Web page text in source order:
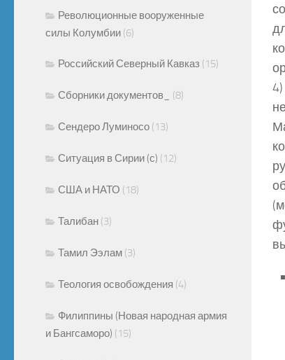
Революционные вооруженные
силы Колумбии (6)
Российский Северный Кавказ (15)
Сборники документов_ (8)
Сендеро Луминосо (13)
Ситуация в Сирии (с) (12)
США и НАТО (18)
Талибан (3)
Тамил Ээлам (3)
Теология освобождения (4)
Филиппины (Новая народная армия
и Бангсаморо) (15)